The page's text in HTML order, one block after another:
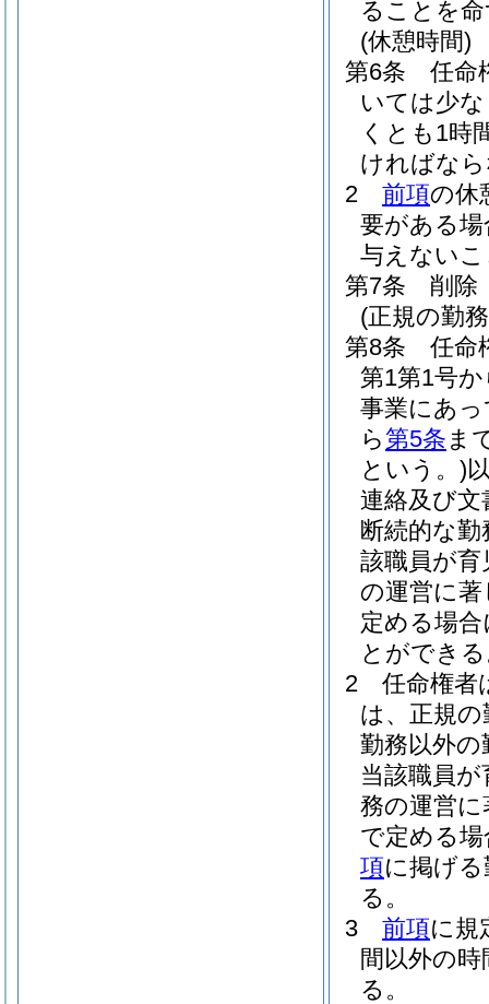
ることを
(休憩時間)
第6条
任命
いては少
くとも1時
ければな
2
前項の休
要がある
与えない
第7条
削除
(正規の勤
第8条
任命
第1第1号
事業にあ
ら第5条 ま
という。)
連絡及び
断続的な
該職員が
の運営に
定める場
とができ
2
任命権者
は、正規
勤務以外
当該職員
務の運営
で定める
項に掲げ
る。
3
前項に規
間以外の
る。